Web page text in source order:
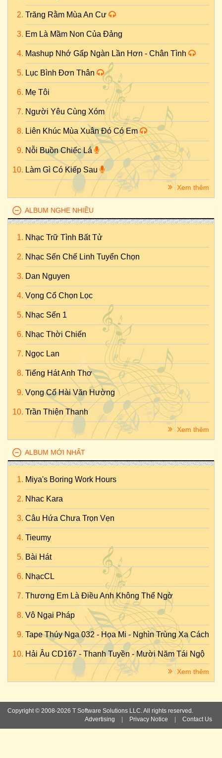
Trăng Rằm Mùa An Cư
Em Là Mầm Non Của Đảng
Mashup Nhớ Gấp Ngàn Lần Hơn - Chân Tình
Lục Bình Đơn Thân
Mẹ Tôi
Người Yêu Cùng Xóm
Liên Khúc Mùa Xuân Đó Có Em
Nỗi Buồn Chiếc Lá
Làm Gì Có Kiếp Sau
Xem thêm
ALBUM NGHE NHIỀU
Nhạc Trữ Tình Bất Tử
Nhạc Sến Chế Linh Tuyển Chọn
Dan Nguyen
Vọng Cổ Chọn Lọc
Nhạc Sến 1
Nhạc Thời Chiến
Ngọc Lan
Tiếng Hát Anh Thơ
Vọng Cổ Hài Văn Hường
Trần Thiện Thanh
Xem thêm
ALBUM MỚI NHẤT
Miya's Boring Work Hours
Nhac Kara
Câu Hứa Chưa Trọn Vẹn
Tieumy
Bài Hát
NhạcCL
Thương Em Là Điều Anh Không Thể Ngờ
Vô Ngại Pháp
Tape Thúy Nga 032 - Họa Mi - Nghìn Trùng Xa Cách
Hải Âu CD167 - Thanh Tuyền - Mười Năm Tái Ngộ
Xem thêm
Copyright © 2008-2026 T Software Solutions LLC. All rights reserved.
Advertising
Privacy Notice Contact Us